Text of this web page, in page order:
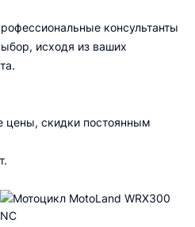
консультанты
исходя из ваших
цены, скидки постоянным